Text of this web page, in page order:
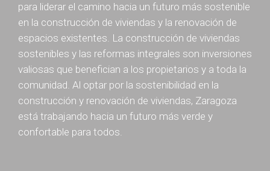
para liderar el camino hacia un futuro más sostenible
en la construcción de viviendas y la renovación de
espacios existentes. La construcción de viviendas
sostenibles y las reformas integrales son inversiones
valiosas que benefician a los propietarios y a toda la
comunidad. Al optar por la sostenibilidad en la
construcción y renovación de viviendas, Zaragoza
está trabajando hacia un futuro más verde y
confortable para todos.